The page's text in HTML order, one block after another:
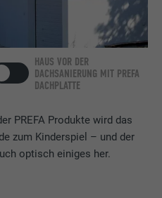
PREFA Produkte wird das
zum Kinderspiel – und der
optisch einiges her.
HAUS VOR DER
DACHSANIERUNG MIT PREFA
DACHPLATTE
Verfolgung der
eingebetteten